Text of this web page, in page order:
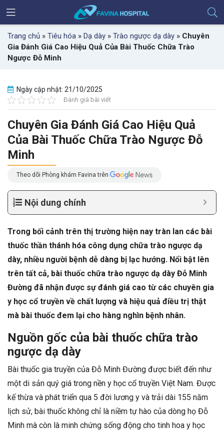
Trang chủ » Tiêu hóa » Dạ dày » Trào ngược dạ dày » Chuyên
Gia Đánh Giá Cao Hiệu Quả Của Bài Thuốc Chữa Trào
Ngược Đỗ Minh
Ngày cập nhật: 21/10/2025
Đánh giá bài viết
Chuyên Gia Đánh Giá Cao Hiệu Quả
Của Bài Thuốc Chữa Trào Ngược Đỗ
Minh
Theo dõi Phòng khám Favina trên
Nội dung chính
Trong bối cảnh trên thị trường hiện nay tràn lan các bài
thuốc thần thánh hóa công dụng chữa trào ngược dạ
dày, nhiều người bệnh dễ dàng bị lạc hướng. Nổi bật lên
trên tất cả, bài thuốc chữa trào ngược dạ dày Đỗ Minh
Đường đã nhận được sự đánh giá cao từ các chuyên gia
y học cổ truyền về chất lượng và hiệu quả điều trị thật
mà bài thuốc đem lại cho hàng nghìn bệnh nhân.
Nguồn gốc của bài thuốc chữa trào
ngược dạ dày
Bài thuốc gia truyền của Đỗ Minh Đường được biết đến như
một di sản quý giá trong nền y học cổ truyền Việt Nam. Được
kế thừa và phát triển qua 5 đời lương y và trải dài 155 năm
lịch sử, bài thuốc không chỉ là niềm tự hào của dòng họ Đỗ
Minh mà còn là minh chứng sống động cho tinh hoa y học